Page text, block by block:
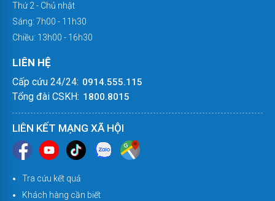
Thứ 2 - Chủ nhật
Sáng: 7h00 - 11h30
Chiều: 13h00 - 16h30
LIÊN HỆ
Cấp cứu 24/24: 0914.555.115
Tổng đài CSKH: 1800.8015
LIÊN KẾT MẠNG XÃ HỘI
Tra cứu kết quả
Khách hàng cần biết